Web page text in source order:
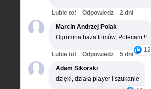
Lubie to! Odpowiedz
2 dni
Marcin Andrzej Polak
Ogromna baza filmów, Polecam !!
12
Lubie to! Odpowiedz
5 dni
Adam Sikorski
dzięki, działa player i szukanie